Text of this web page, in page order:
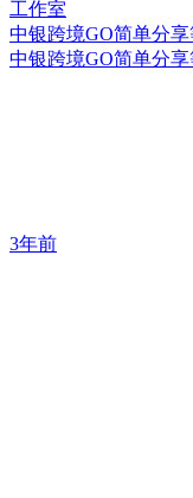
中银跨境GO简单分
中银跨境GO简单分
3年前